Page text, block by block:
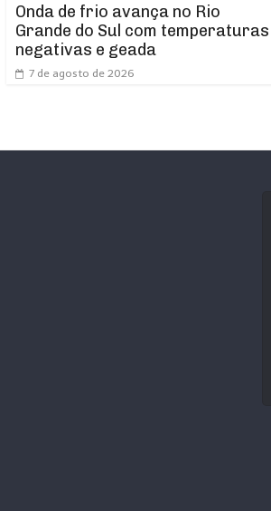
Onda de frio avança no Rio
Grande do Sul com temperaturas
negativas e geada
7 de agosto de 2026